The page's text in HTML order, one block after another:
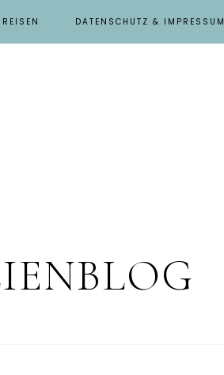
DATENSCHUTZ & IMPRESSUM